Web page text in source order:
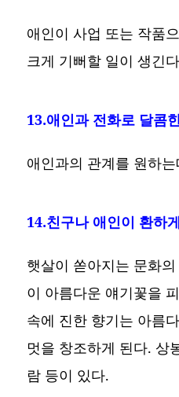
애인이 사업 또는 작품
크게 기뻐할 일이 생긴
13.애인과 전화로 달콤
애인과의 관계를 원하
14.친구나 애인이 환하
햇살이 쏟아지는 문화
이 아름다운 얘기꽃을
속에 진한 향기는 아름
멋을 창조하게 된다. 상
람 등이 있다.